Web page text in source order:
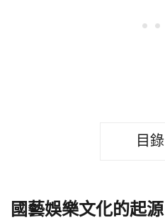
目錄
國藝娛樂文化的起源